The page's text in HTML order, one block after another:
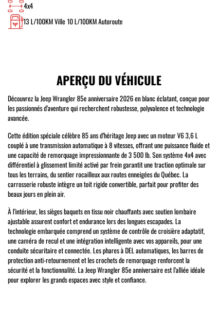
4x4
13L/100KM Ville10L/100KM Autoroute
APERÇU DU VÉHICULE
Découvrez la Jeep Wrangler 85e anniversaire 2026 en blanc éclatant, conçue pour
les passionnés d’aventure qui recherchent robustesse, polyvalence et technologie
avancée.
Cette édition spéciale célèbre 85 ans d’héritage Jeep avec un moteur V6 3,6 L
couplé à une transmission automatique à 8 vitesses, offrant une puissance fluide et
une capacité de remorquage impressionnante de 3 500 lb. Son système 4x4 avec
différentiel à glissement limité activé par frein garantit une traction optimale sur
tous les terrains, du sentier rocailleux aux routes enneigées du Québec. La
carrosserie robuste intègre un toit rigide convertible, parfait pour profiter des
beaux jours en plein air.
À l’intérieur, les sièges baquets en tissu noir chauffants avec soutien lombaire
ajustable assurent confort et endurance lors des longues escapades. La
technologie embarquée comprend un système de contrôle de croisière adaptatif,
une caméra de recul et une intégration intelligente avec vos appareils, pour une
conduite sécuritaire et connectée. Les phares à DEL automatiques, les barres de
protection anti-retournement et les crochets de remorquage renforcent la
sécurité et la fonctionnalité. La Jeep Wrangler 85e anniversaire est l’alliée idéale
pour explorer les grands espaces avec style et confiance.